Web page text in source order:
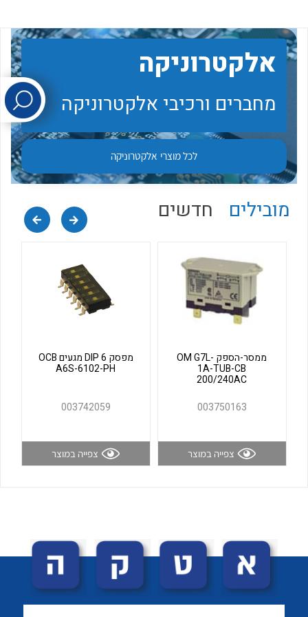
לכל מוצרי היצרן לכל מוצרי היצרן
לכל מוצרי היצרן לכל מוצרי היצרן
לכל מוצרי היצרן לכל מוצרי היצרן
אלקטרוניקה
מחברים ורכיבי אלקטרוניקה
לכל מוצרי אלקטרוניקה
מובילים חדשים
ממסר-הספק OM G7L-
1A-TUB-CB
200/240AC
003750163
צפייה במוצר
מפסק DIP 6 מגעים OCB
A6S-6102-PH
003742059
צפייה במוצר